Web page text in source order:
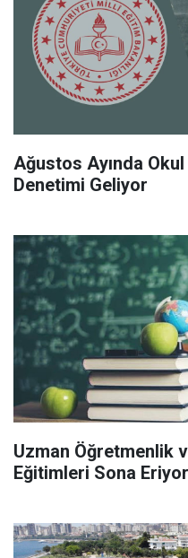
Ağustos Ayında
Denetimi Geliyor
Uzman Öğretmenlik
Eğitimleri Sona Eriyor